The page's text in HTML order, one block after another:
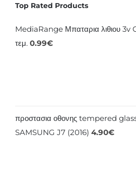
Top Rated Products
MediaRange Μπαταρια λιθιου 3v
τεμ. 0.99€
προστασια οθονης tempered
SAMSUNG J7 (2016) 4.90€